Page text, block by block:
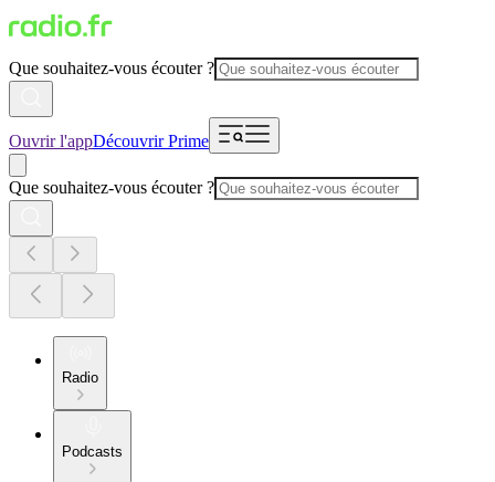
Que souhaitez-vous écouter ?
Ouvrir l'appDécouvrir Prime
Que souhaitez-vous écouter ?
Radio
Podcasts